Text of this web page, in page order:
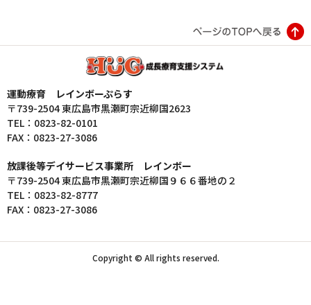
運動療育 レインボーぷらす
〒739-2504 東広島市黒瀬町宗近柳国2623
TEL：0823-82-0101
FAX：0823-27-3086
放課後等デイサービス事業所 レインボー
〒739-2504 東広島市黒瀬町宗近柳国９６６番地の２
TEL：0823-82-8777
FAX：0823-27-3086
Copyright © All rights reserved.